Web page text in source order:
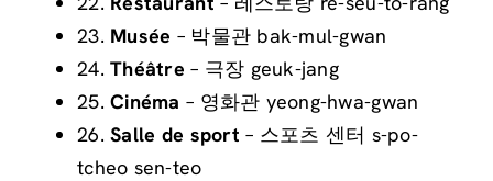
23. Musée – 박물관 bak-mul-gwan
24.Théâtre – 극장 geuk-jang
25.Cinéma – 영화관 yeong-hwa-gwan
26.Salle de sport – 스포츠 센터 s-po-
tcheo sen-teo